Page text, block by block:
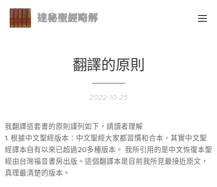
達秘聖經略解
翻譯的原則
2022-10-25
我翻譯這套書的原則謹列如下，請讀者理解
1. 根據中文聖經版本：中文聖經大家都習慣和合本，其實中文聖
經譯本自有以來已超過20多種版本。 我所引用的是中文恢復本聖
經由台灣福音書房出版。這個翻譯本是目前我所見最接近原文，
真理最清楚的版本。